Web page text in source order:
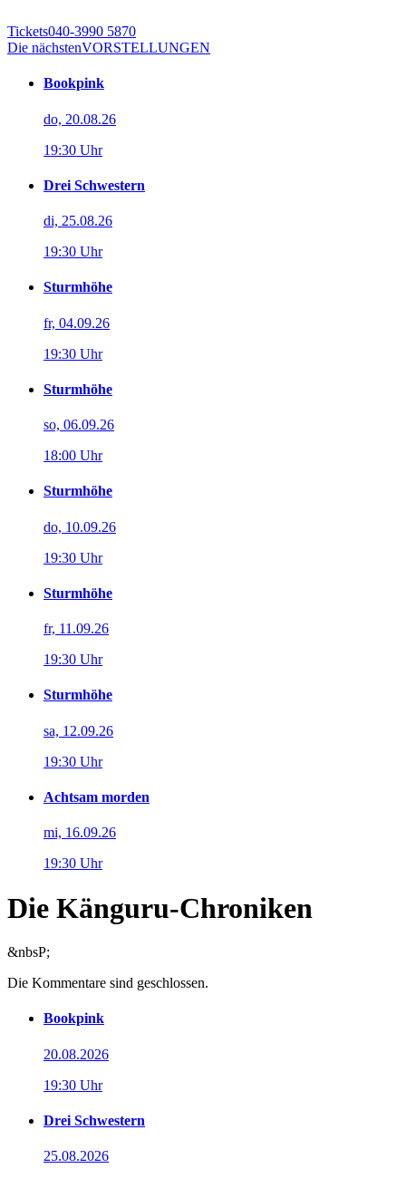
Tickets040-3990 5870
Die nächstenVORSTELLUNGEN
Bookpink
do, 20.08.26
19:30 Uhr
Drei Schwestern
di, 25.08.26
19:30 Uhr
Sturmhöhe
fr, 04.09.26
19:30 Uhr
Sturmhöhe
so, 06.09.26
18:00 Uhr
Sturmhöhe
do, 10.09.26
19:30 Uhr
Sturmhöhe
fr, 11.09.26
19:30 Uhr
Sturmhöhe
sa, 12.09.26
19:30 Uhr
Achtsam morden
mi, 16.09.26
19:30 Uhr
Die Känguru-Chroniken
&nbsP;
Die Kommentare sind geschlossen.
Bookpink
20.08.2026
19:30 Uhr
Drei Schwestern
25.08.2026